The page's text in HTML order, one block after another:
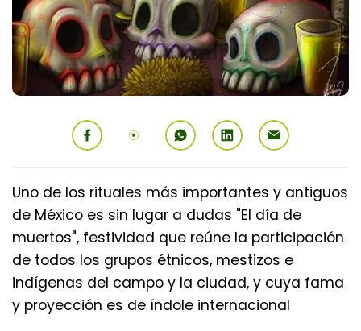
Uno de los rituales más importantes y antiguos
de México es sin lugar a dudas "El día de
muertos", festividad que reúne la participación
de todos los grupos étnicos, mestizos e
indígenas del campo y la ciudad, y cuya fama
y proyección es de índole internacional